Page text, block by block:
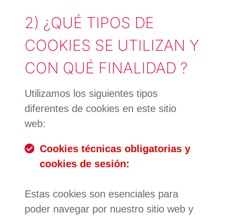
2) ¿QUÉ TIPOS DE
COOKIES SE UTILIZAN Y
CON QUÉ FINALIDAD ?
Utilizamos los siguientes tipos
diferentes de cookies en este sitio
web:
Cookies técnicas obligatorias y
cookies de sesión:
Estas cookies son esenciales para
poder navegar por nuestro sitio web y